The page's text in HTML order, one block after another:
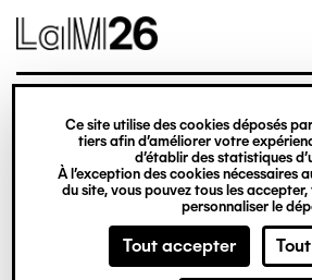
Gestion des cookies
Ce site utilise des cookies déposés
tiers afin d’améliorer votre
d’établir des statistiques
À l’exception des cookies nécessaires
du site, vous pouvez tous les
personnaliser le
Tout accepter
contenu